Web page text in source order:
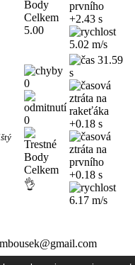
5.00
+2.43 s
5.02 m/s
0
0
👌
31.59
s
+0.18 s
+0.18 s
6.17 m/s